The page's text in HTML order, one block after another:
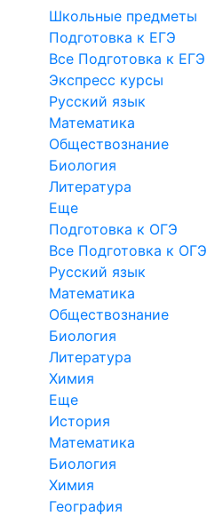
Школьные предметы
Подготовка к ЕГЭ
Все Подготовка к ЕГЭ
Экспресс курсы
Русский язык
Математика
Обществознание
Биология
Литература
Еще
Подготовка к ОГЭ
Все Подготовка к ОГЭ
Русский язык
Математика
Обществознание
Биология
Литература
Химия
Еще
История
Математика
Биология
Химия
География